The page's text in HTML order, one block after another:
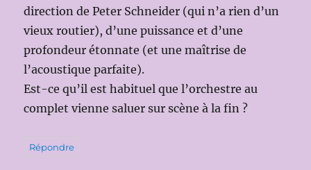
direction de Peter Schneider (qui n’a rien d’un
vieux routier), d’une puissance et d’une
profondeur étonnate (et une maîtrise de
l’acoustique parfaite).
Est-ce qu’il est habituel que l’orchestre au
complet vienne saluer sur scène à la fin ?
Répondre